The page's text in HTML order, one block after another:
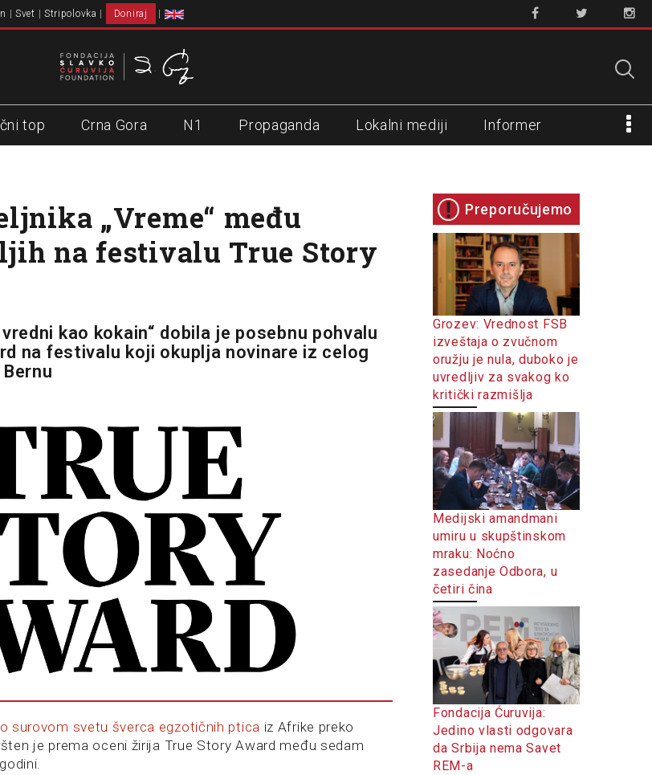
Svet Stripolovka Doniraj
top Crna Gora N1 Propaganda Lokalni mediji Informer
„Vreme“ među
na festivalu True Story
kao kokain“ dobila je posebnu pohvalu
na festivalu koji okuplja novinare iz celog
o surovom svetu šverca egzotičnih ptica iz Afrike preko
je prema oceni žirija True Story Award među sedam
Preporučujemo
Grozev: Vrednost FSB
izveštaja o zvučnom
oružju je nula, duboko je
uvredljiv za svakog ko
kritički razmišlja
Medijski amandmani
umiru u skupštinskom
mraku: Noćno
zasedanje Odbora, u
četiri čina
Fondacija Ćuruvija:
Jedino vlasti odgovara
da Srbija nema Savet
REM-a